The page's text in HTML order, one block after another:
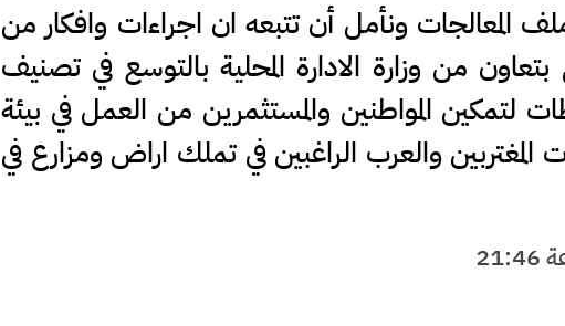
المعالجات ونأمل أن تتبعه ان اجراءات وافكار من
من وزارة الادارة المحلية بالتوسع في تصنيف
لتمكين المواطنين والمستثمرين من العمل في بيئة
المغتربين والعرب الراغبين في تملك اراض ومزارع في